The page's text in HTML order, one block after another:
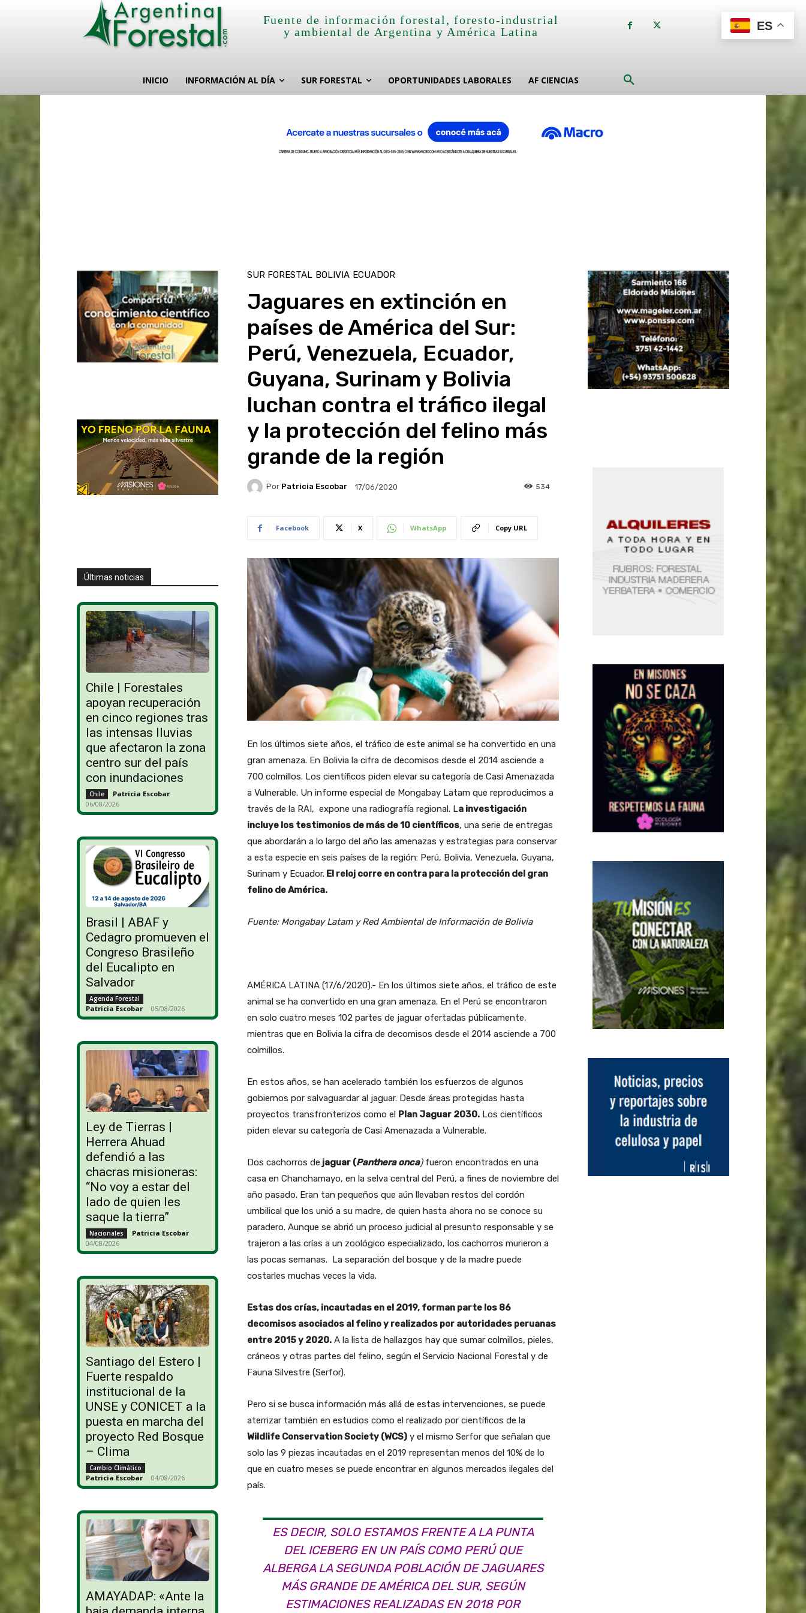
Fuente de información forestal, foresto-industrial
y ambiental de Argentina y América Latina
INICIO INFORMACIÓN AL DÍA SUR FORESTAL OPORTUNIDADES LABORALES AF CIENCIAS
Últimas noticias
Chile | Forestales
apoyan recuperación
en cinco regiones tras
las intensas lluvias
que afectaron la zona
centro sur del país
con inundaciones
Chile Patricia Escobar -
06/08/2026
Brasil | ABAF y
Cedagro promueven el
Congreso Brasileño
del Eucalipto en
Salvador
Agenda Forestal
Patricia Escobar - 05/08/2026
Ley de Tierras |
Herrera Ahuad
defendió a las
chacras misioneras:
“No voy a estar del
lado de quien les
saque la tierra”
Nacionales Patricia Escobar -
04/08/2026
Santiago del Estero |
Fuerte respaldo
institucional de la
UNSE y CONICET a la
puesta en marcha del
proyecto Red Bosque
– Clima
Cambio Climático
Patricia Escobar - 04/08/2026
AMAYADAP: «Ante la
SUR FORESTAL BOLIVIA ECUADOR
Jaguares en extinción en
países de América del Sur:
Perú, Venezuela, Ecuador,
Guyana, Surinam y Bolivia
luchan contra el tráfico ilegal
y la protección del felino más
grande de la región
Por Patricia Escobar 17/06/2020 534
Facebook X WhatsApp Copy URL
En los últimos siete años, el tráfico de este animal se ha convertido en una
gran amenaza. En Bolivia la cifra de decomisos desde el 2014 asciende a
700 colmillos. Los científicos piden elevar su categoría de Casi Amenazada
a Vulnerable. Un informe especial de Mongabay Latam que reproducimos a
través de la RAI, expone una radiografía regional. La investigación
incluye los testimonios de más de 10 científicos, una serie de entregas
que abordarán a lo largo del año las amenazas y estrategias para conservar
a esta especie en seis países de la región: Perú, Bolivia, Venezuela, Guyana,
Surinam y Ecuador. El reloj corre en contra para la protección del gran
felino de América.
Fuente: Mongabay Latam y Red Ambiental de Información de Bolivia
AMÉRICA LATINA (17/6/2020).- En los últimos siete años, el tráfico de este
animal se ha convertido en una gran amenaza. En el Perú se encontraron
en solo cuatro meses 102 partes de jaguar ofertadas públicamente,
mientras que en Bolivia la cifra de decomisos desde el 2014 asciende a 700
colmillos.
En estos años, se han acelerado también los esfuerzos de algunos
gobiernos por salvaguardar al jaguar. Desde áreas protegidas hasta
proyectos transfronterizos como el Plan Jaguar 2030.Los científicos
piden elevar su categoría de Casi Amenazada a Vulnerable.
Dos cachorros de jaguar (Panthera onca)fueron encontrados en una
casa en Chanchamayo, en la selva central del Perú, a fines de noviembre del
año pasado. Eran tan pequeños que aún llevaban restos del cordón
umbilical que los unió a su madre, de quien hasta ahora no se conoce su
paradero. Aunque se abrió un proceso judicial al presunto responsable y se
trajeron a las crías a un zoológico especializado, los cachorros murieron a
las pocas semanas. La separación del bosque y de la madre puede
costarles muchas veces la vida.
Estas dos crías, incautadas en el 2019, forman parte los 86
decomisos asociados al felino y realizados por autoridades peruanas
entre 2015 y 2020.A la lista de hallazgos hay que sumar colmillos, pieles,
cráneos y otras partes del felino, según el Servicio Nacional Forestal y de
Fauna Silvestre (Serfor).
Pero si se busca información más allá de estas intervenciones, se puede
aterrizar también en estudios como el realizado por científicos de la
Wildlife Conservation Society (WCS)y el mismo Serfor que señalan que
solo las 9 piezas incautadas en el 2019 representan menos del 10% de lo
que en cuatro meses se puede encontrar en algunos mercados ilegales del
país.
ES DECIR, SOLO ESTAMOS FRENTE A LA PUNTA
DEL ICEBERG EN UN PAÍS COMO PERÚ QUE
ALBERGA LA SEGUNDA POBLACIÓN DE JAGUARES
MÁS GRANDE DE AMÉRICA DEL SUR, SEGÚN
ESTIMACIONES REALIZADAS EN 2018 POR
ES